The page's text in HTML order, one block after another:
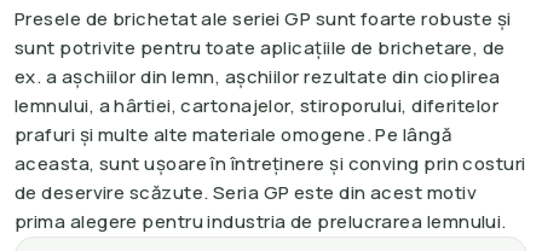
Presele de brichetat ale seriei GP sunt foarte robuste și
sunt potrivite pentru toate aplicațiile de brichetare, de
ex. a așchiilor din lemn, așchiilor rezultate din cioplirea
lemnului, a hârtiei, cartonajelor, stiroporului, diferitelor
prafuri și multe alte materiale omogene. Pe lângă
aceasta, sunt ușoare în întreținere și conving prin costuri
de deservire scăzute. Seria GP este din acest motiv
prima alegere pentru industria de prelucrarea lemnului.